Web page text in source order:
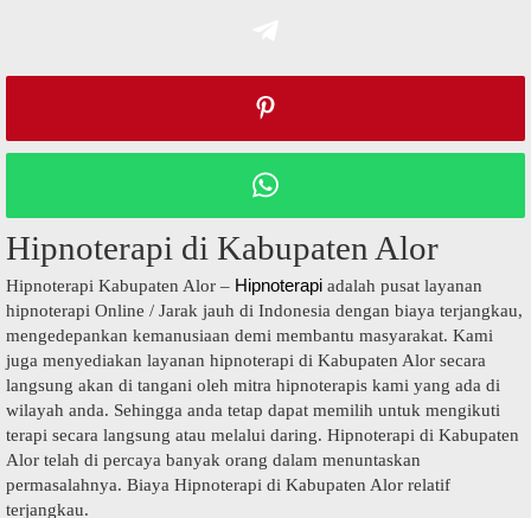
Hipnoterapi di Kabupaten Alor
Hipnoterapi Kabupaten Alor – Hipnoterapi adalah pusat layanan
hipnoterapi Online / Jarak jauh di Indonesia dengan biaya terjangkau,
mengedepankan kemanusiaan demi membantu masyarakat. Kami
juga menyediakan layanan hipnoterapi di Kabupaten Alor secara
langsung akan di tangani oleh mitra hipnoterapis kami yang ada di
wilayah anda. Sehingga anda tetap dapat memilih untuk mengikuti
terapi secara langsung atau melalui daring. Hipnoterapi di Kabupaten
Alor telah di percaya banyak orang dalam menuntaskan
permasalahnya. Biaya Hipnoterapi di Kabupaten Alor relatif
terjangkau.